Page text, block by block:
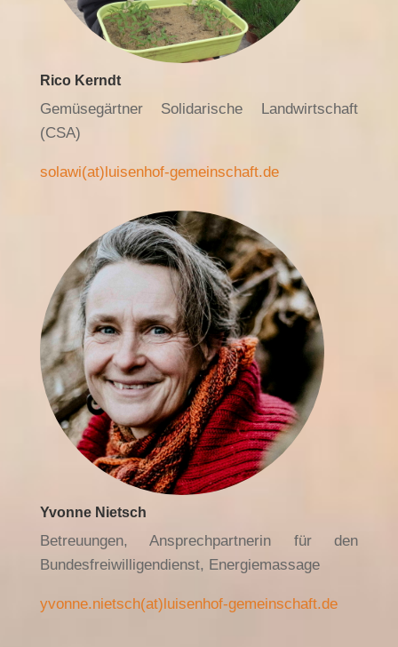
Rico Kerndt
Gemüsegärtner Solidarische Landwirtschaft
(CSA)
solawi(at)luisenhof-gemeinschaft.de
Yvonne Nietsch
Betreuungen, Ansprechpartnerin für den
Bundesfreiwilligendienst, Energiemassage
yvonne.nietsch(at)luisenhof-gemeinschaft.de